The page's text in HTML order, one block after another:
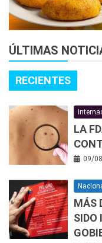
ÚLTIMAS
RECIENTES
LA
09/
MÁS
SIDO